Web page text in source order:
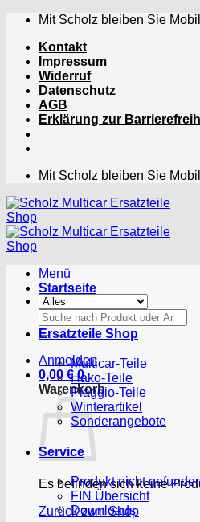
Zum
springen
Mit Scholz bleiben Sie
Kontakt
Impressum
Widerruf
Datenschutz
AGB
Erklärung zur
Mit Scholz bleiben Sie
Menü
Suchen
nach:
Anmelden
0,00 € 0
Warenkorb
Es befinden sich keine
Zurück zum Shop
Startseite
Ersatzteile Shop
Multicar-Teile
Hako-Teile
Piaggio-Teile
Winterartikel
Sonderangebote
Service
Produkt nicht
FIN Übersicht
Downloads